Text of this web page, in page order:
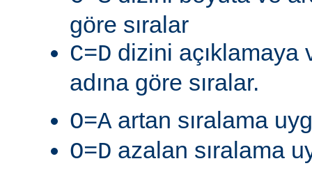
göre sıralar
C=D dizini açıklamaya
adına göre sıralar.
O=A artan sıralama
O=D azalan sıralama